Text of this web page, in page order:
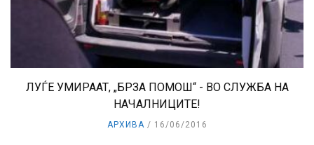
ЛУЃЕ УМИРААТ, „БРЗА ПОМОШ“ - ВО СЛУЖБА НА
НАЧАЛНИЦИТЕ!
АРХИВА 16/06/2016